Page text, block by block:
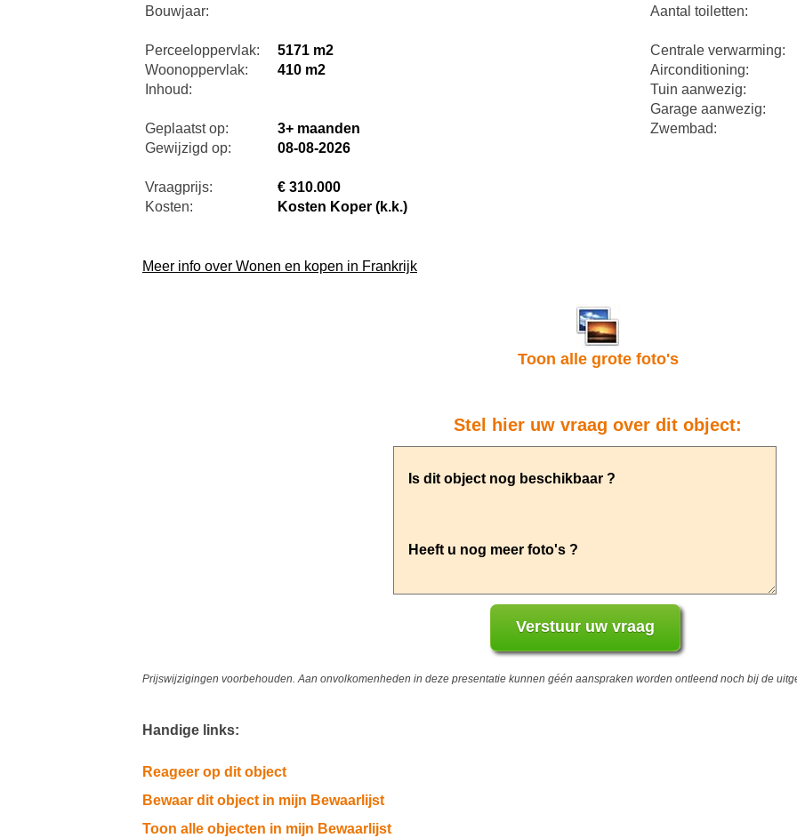
Bouwjaar:
Perceeloppervlak:
5171 m2
Woonoppervlak:
410 m2
Inhoud:
Geplaatst op:
3+ maanden
Gewijzigd op:
08-08-2026
Vraagprijs:
€ 310.000
Kosten:
Kosten Koper (k.k.)
Aantal toiletten:
Centrale verwarming:
Airconditioning:
Tuin aanwezig:
Garage aanwezig:
Zwembad:
Meer info over Wonen en kopen in Frankrijk
Toon alle grote foto's
Stel hier uw vraag over dit object:
Prijswijzigingen voorbehouden. Aan onvolkomenheden in deze presentatie kunnen géén aanspraken worden ontleend noch bij de
Handige links:
Reageer op dit object
Bewaar dit object in mijn Bewaarlijst
Toon alle objecten in mijn Bewaarlijst